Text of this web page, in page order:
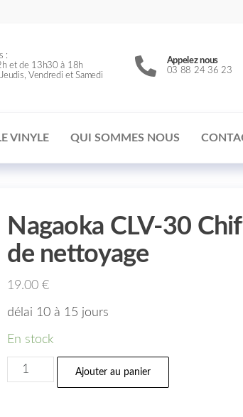
:
et de 13h30 à 18h
Vendredi et Samedi
Appelez nous
03 88 24 36 23
VINYLE QUI SOMMES NOUS
Nagaoka CLV-30
de nettoyage
19.00€
délai 10 à 15 jours
En stock
Ajouter au panier